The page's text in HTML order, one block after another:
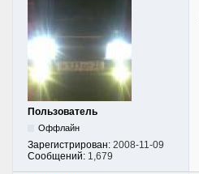
Пользователь
Оффлайн
Зарегистрирован: 2008-11-09
Сообщений: 1,679